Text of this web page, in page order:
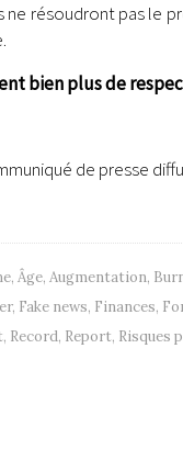
ne résoudront pas le
bien plus de
de presse
, Âge, Augmentation,
, Fake news, Finances,
, Record, Report, Risques